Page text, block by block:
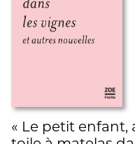
« Le petit enfant,